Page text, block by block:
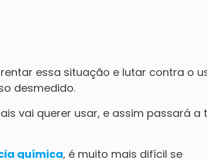
essa situação e lutar contra o
desmedido.
vai querer usar, e assim passará a
química, é muito mais difícil se